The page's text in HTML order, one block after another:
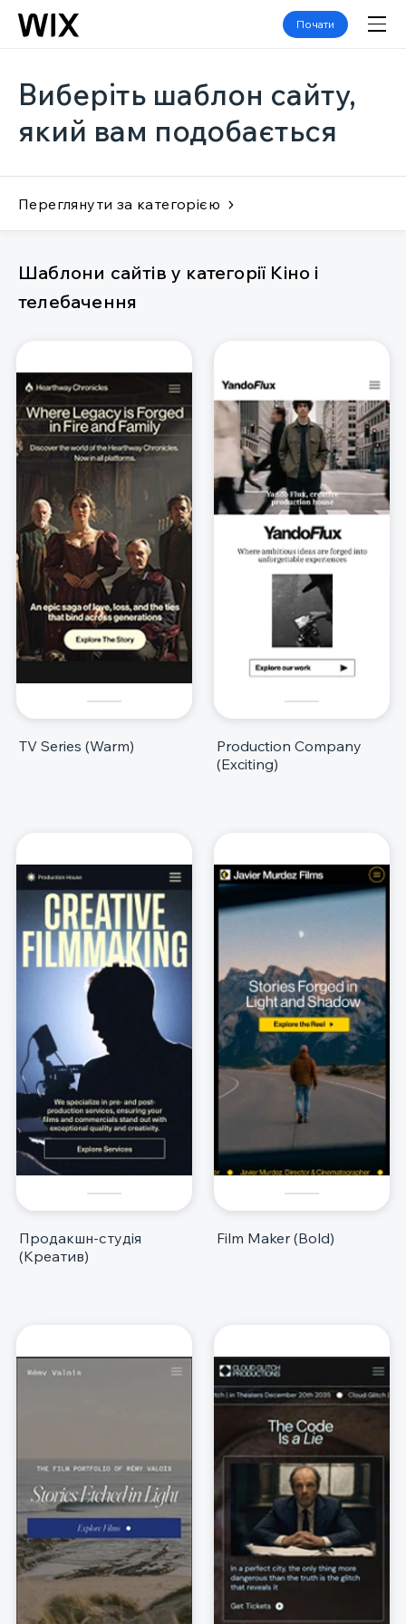
Почати
Виберіть шаблон сайту,
який вам подобається
Переглянути за категорією
Шаблони сайтів у категорії Кіно і
телебачення
TV Series (Warm)
Production Company
(Exciting)
Продакшн-студія
(Креатив)
Film Maker (Bold)